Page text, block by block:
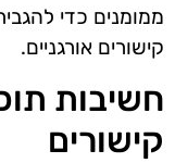
ממומנים כדי
קישורים אורגניים.
חשיבות
קישורים